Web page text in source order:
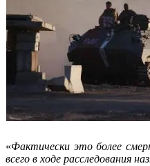
«Фактически это более
всего в ходе расследования